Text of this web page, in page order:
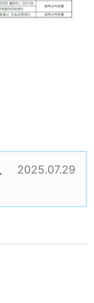
등록일
2025.07.29